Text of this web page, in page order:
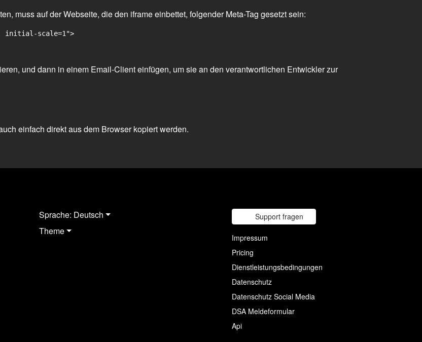
muss auf der Webseite, die den iframe einbettet, folgender Meta-Tag gesetzt sein:
initial-scale=1">
und dann in einem Email-Client einfügen, um sie an den verantwortlichen Entwickler zur
einfach direkt aus dem Browser kopiert werden.
Sprache: Deutsch
Theme
Support fragen
Impressum
Pricing
Dienstleistungsbedingungen
Datenschutz
Datenschutz Social Media
DSA Meldeformular
Api